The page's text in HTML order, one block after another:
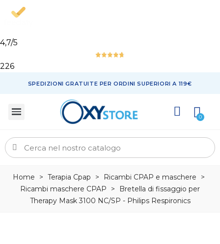
4,7/5
226
SPEDIZIONI GRATUITE PER ORDINI SUPERIORI A 119€
Home > Terapia Cpap > Ricambi CPAP e maschere
>
Ricambi maschere CPAP
>
Bretella di fissaggio per
Therapy Mask 3100 NC/SP - Philips Respironics